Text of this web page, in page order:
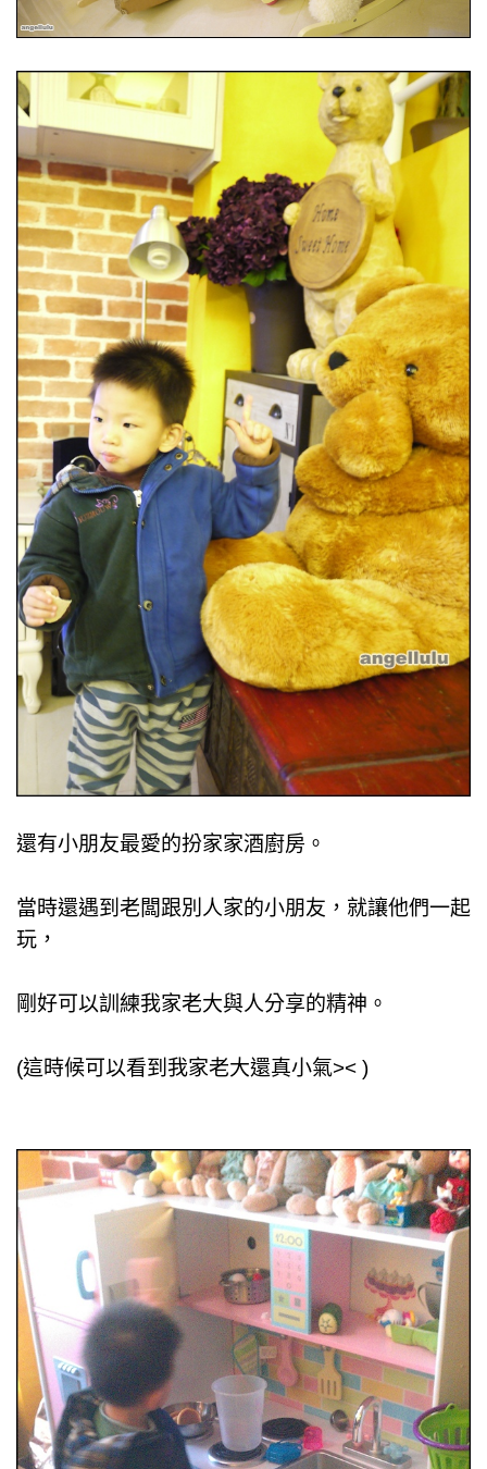
還有小朋友最愛的扮家家酒廚房。
當時還遇到老闆跟別人家的小朋友，就讓他們一起
玩，
剛好可以訓練我家老大與人分享的精神。
(這時候可以看到我家老大還真小氣>< )